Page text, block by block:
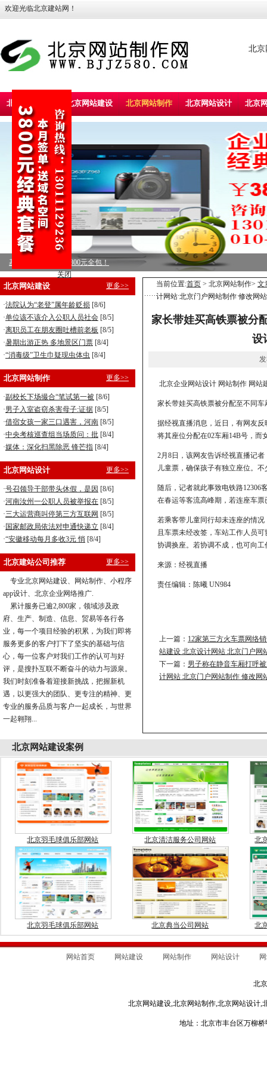
欢迎光临北京建站网！
北京
北京建站首页 北京网站建设 北京网站制作 北京网站设计 北京
基本型企业建站，3800元全包！
标准型企业建站，5800元全包！
手机型企业建站，5800元全包！
北京网站建设 更多>>
·法院认为“老登”属年龄贬损 [8/6]
·单位该不该介入公职人员社会 [8/5]
·离职员工在朋友圈吐槽前老板 [8/5]
·暑期出游正热 多地景区门票 [8/4]
·“消毒级”卫生巾疑现虫体虫 [8/4]
北京网站制作 更多>>
·副校长下场撮合“笔试第一被 [8/6]
·男子入室盗窃杀害母子:证据 [8/5]
·借宿女孩一家三口遇害，河南 [8/5]
·中央考核巡查组当场质问：批 [8/4]
·媒体：深化扫黑除恶 锋芒指 [8/4]
北京网站设计 更多>>
·号召领导干部带头休假，是因 [8/6]
·河南汝州一公职人员被举报在 [8/5]
·三大运营商叫停第三方互联网 [8/5]
· 国家邮政局依法对申通快递立 [8/4]
·“安徽移动每月多收3元 悄 [8/4]
北京建站公司推荐 更多>>
专业北京网站建设、网站制作、小程序
app设计、北京企业网络推广.
累计服务已逾2,800家，领域涉及政
府、生产、制造、信息、贸易等各行各
业，每一个项目经验的积累，为我们即将
服务更多的客户打下了坚实的基础与信
心，每一位客户对我们工作的认可与好
评，是搜扑互联不断奋斗的动力与源泉。
我们时刻准备着迎接新挑战，把握新机
遇，以更强大的团队、更专注的精神、更
专业的服务品质与客户一起成长，与世界
一起翱翔...
当前位置:首页 > 北京网站制作> 文
计网站 北京门户网站制作 修改网
家长带娃买高铁票被分
设
北京企业网站设计 网站制作 网站
家长带娃买高铁票被分配至不同车
据经视直播消息，近日，有网友
将其座位分配在02车厢14B号，而
2月8日，该网友告诉经视直播记
儿童票，确保孩子有独立座位。
随后，记者就此事致电铁路12306
在春运等客流高峰期，若连座车
若乘客带儿童同行却未连座的情
且车票未经改签，车站工作人员
协调换座。若协调不成，也可向
来源：经视直播
责任编辑：陈曦 UN984
上一篇： 12家第三方火车票网络
站建设 北京设计网站 北京门户网
下一篇： 男子称在静音车厢打呼
计网站 北京门户网站制作 修改网
北京网站建设案例
北京羽毛球俱乐部网站 北京清洁服务公司网站 北
北京羽毛球俱乐部网站 北京典当公司网站 北
网站首页 网站建设 网站制作 网站设计
北
北京网站建设,北京网站制作,北京网站设计,
地址：北京市丰台区万柳桥
关闭